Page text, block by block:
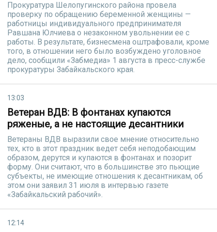
Прокуратура Шелопугинского района провела
проверку по обращению беременной женщины —
работницы индивидуального предпринимателя
Равшана Юлчиева о незаконном увольнении ее с
работы. В результате, бизнесмена оштрафовали, кроме
того, в отношении него было возбуждено уголовное
дело, сообщили «Забмедиа» 1 августа в пресс-службе
прокуратуры Забайкальского края.
13:03
Ветеран ВДВ: В фонтанах купаются
ряженые, а не настоящие десантники
Ветераны ВДВ выразили свое мнение относительно
тех, кто в этот праздник ведет себя неподобающим
образом, дерутся и купаются в фонтанах и позорит
форму. Они считают, что в большинстве это пьющие
субъекты, не имеющие отношения к десантникам, об
этом они заявил 31 июля в интервью газете
«Забайкальский рабочий».
12:14